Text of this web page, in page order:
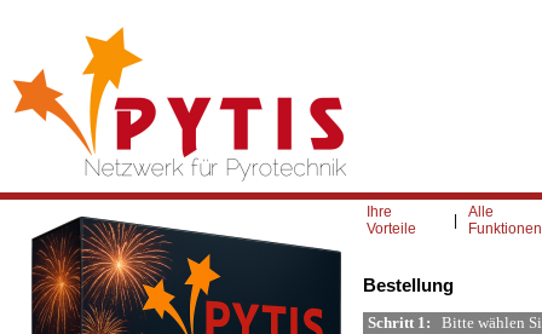
Ihre
Vorteile
Alle
Funktionen
Bestellung
Schritt 1: Bitte wählen